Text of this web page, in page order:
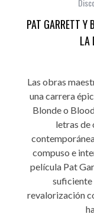
PAT GARRETT Y
LA
Las obras
una carrera
Blonde o
letras de
compuso e
película Pat
suficiente
revalorización